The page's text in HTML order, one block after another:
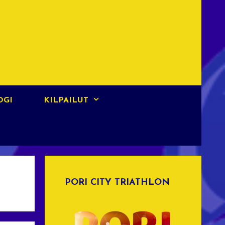
KILPAILUT
PORI CITY TRIATHLON